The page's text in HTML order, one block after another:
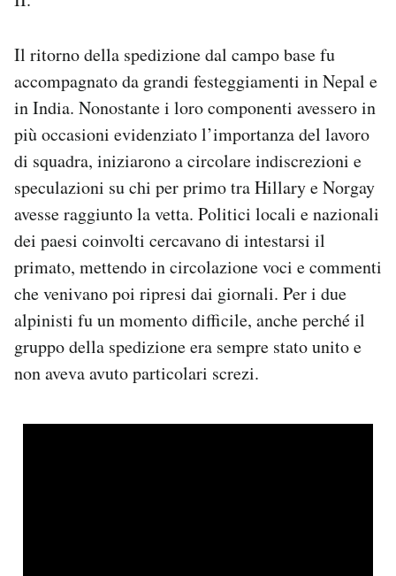
Il ritorno della spedizione dal campo base fu
accompagnato da grandi festeggiamenti in Nepal e
in India. Nonostante i loro componenti avessero in
più occasioni evidenziato l’importanza del lavoro
di squadra, iniziarono a circolare indiscrezioni e
speculazioni su chi per primo tra Hillary e Norgay
avesse raggiunto la vetta. Politici locali e nazionali
dei paesi coinvolti cercavano di intestarsi il
primato, mettendo in circolazione voci e commenti
che venivano poi ripresi dai giornali. Per i due
alpinisti fu un momento difficile, anche perché il
gruppo della spedizione era sempre stato unito e
non aveva avuto particolari screzi.